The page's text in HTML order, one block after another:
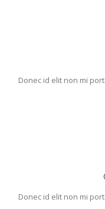
Donec id elit non mi
Donec id elit non mi